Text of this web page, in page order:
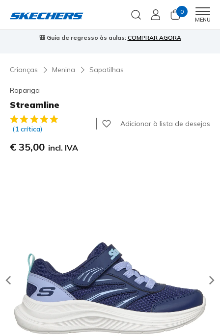
0
MENU
Skechers VIP: 45 dias de devolução para membrosInscreve-te
Crianças Menina Sapatilhas
Rapariga
Streamline
3$2 de 5 – Classificação do cliente
(1 crítica)
Adicionar à lista de desejos
€ 35,00 incl. IVA